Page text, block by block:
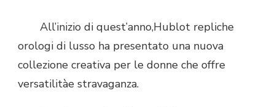
DEL
SIMPATICO
HUBLOT
All’inizio di quest’anno,Hublot repliche
orologi di lusso ha presentato una nuova
collezione creativa per le donne che offre
versatilitàe stravaganza.